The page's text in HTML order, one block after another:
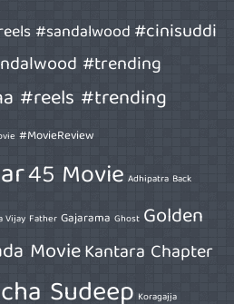
#sandalwood#cinisuddi
#trending
#reels #trending
#MovieReview
45 Movie Adhipatra Back
Vijay Father Gajarama Ghost Golden
MovieKantara Chapter
Sudeep Koragajja